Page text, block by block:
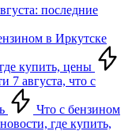
последние
в Иркутске
купить, цены
7 августа, что с
Что с бензином
где купить,